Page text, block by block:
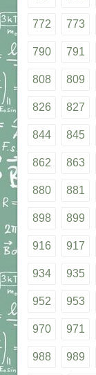
772 773
790 791
808 809
826 827
844 845
862 863
880 881
898 899
916 917
934 935
952 953
970 971
988 989